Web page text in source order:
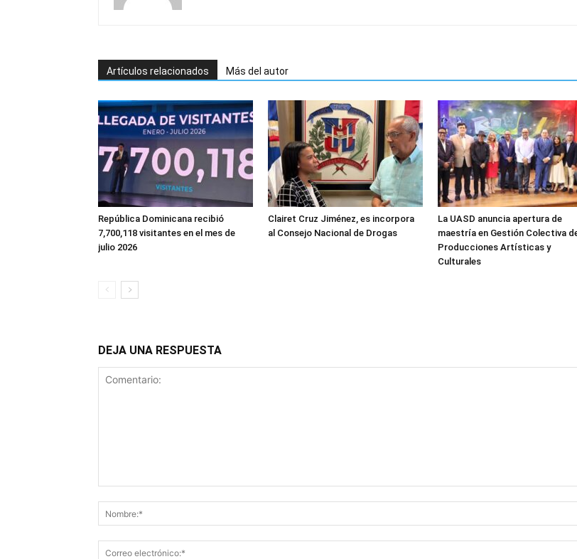
Artículos relacionados Más del autor
República Dominicana recibió
7,700,118 visitantes en el mes de
julio 2026
Clairet Cruz Jiménez, es incorpora
al Consejo Nacional de Drogas
La UASD anuncia apertura de
maestría en Gestión Colectiva
Producciones Artísticas y
Culturales
DEJA UNA RESPUESTA